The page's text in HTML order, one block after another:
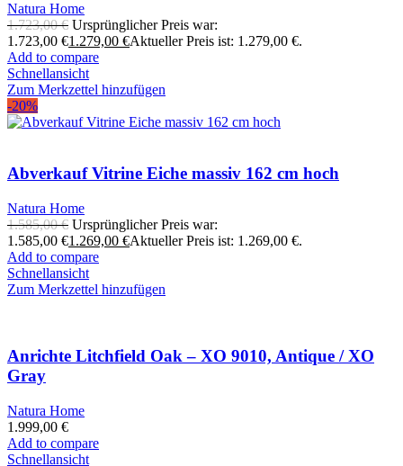
Natura Home
1.723,00€ Ursprünglicher Preis war:
1.723,00 €1.279,00 €Aktueller Preis ist: 1.279,00 €.
Add to compare
Schnellansicht
Zum Merkzettel hinzufügen
-20%
Abverkauf Vitrine Eiche massiv 162 cm hoch
Natura Home
1.585,00€ Ursprünglicher Preis war:
1.585,00 €1.269,00 €Aktueller Preis ist: 1.269,00 €.
Add to compare
Schnellansicht
Zum Merkzettel hinzufügen
Anrichte Litchfield Oak – XO 9010, Antique / XO
Gray
Natura Home
1.999,00 €
Add to compare
Schnellansicht